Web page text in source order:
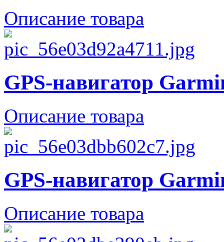
Описание товара
GPS-навигатор
Описание товара
GPS-навигатор
Описание товара